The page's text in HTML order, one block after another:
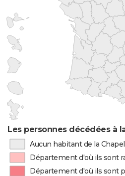
Les personnes décédées à
Aucun habitant de la
Département d'où ils sont
Département d'où ils sont